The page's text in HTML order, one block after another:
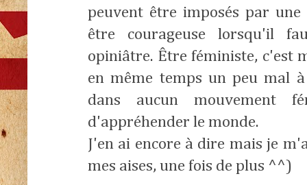
peuvent être imposés par une
être courageuse lorsqu'il
opiniâtre. Être féministe, c'est
en même temps un peu mal
dans aucun mouvement
d'appréhender le monde.
J'en ai encore à dire mais je
mes aises, une fois de plus ^^)